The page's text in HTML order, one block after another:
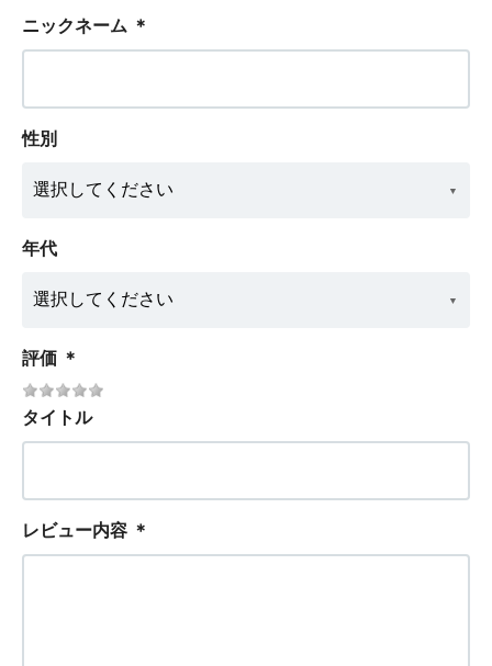
ニックネーム ＊
性別
年代
評価 ＊
タイトル
レビュー内容 ＊